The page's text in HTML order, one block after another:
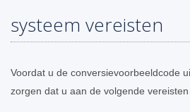
systeem vereisten
Voordat u de conversievoorbeeldcode
zorgen dat u aan de volgende vereisten